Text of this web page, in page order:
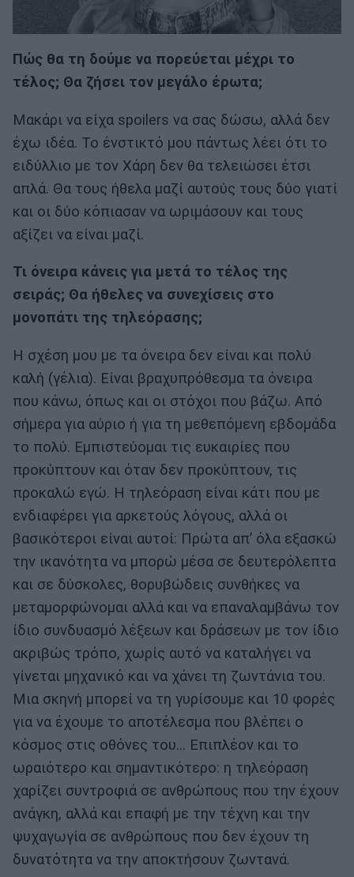
Πώς θα τη δούμε να πορεύεται μέχρι το
τέλος; Θα ζήσει τον μεγάλο έρωτα;
Μακάρι να είχα spoilers να σας δώσω, αλλά δεν
έχω ιδέα. Το ένστικτό μου πάντως λέει ότι το
ειδύλλιο με τον Χάρη δεν θα τελειώσει έτσι
απλά. Θα τους ήθελα μαζί αυτούς τους δύο γιατί
και οι δύο κόπιασαν να ωριμάσουν και τους
αξίζει να είναι μαζί.
Τι όνειρα κάνεις για μετά το τέλος της
σειράς; Θα ήθελες να συνεχίσεις στο
μονοπάτι της τηλεόρασης;
Η σχέση μου με τα όνειρα δεν είναι και πολύ
καλή (γέλια). Είναι βραχυπρόθεσμα τα όνειρα
που κάνω, όπως και οι στόχοι που βάζω. Από
σήμερα για αύριο ή για τη μεθεπόμενη εβδομάδα
το πολύ. Εμπιστεύομαι τις ευκαιρίες που
προκύπτουν και όταν δεν προκύπτουν, τις
προκαλώ εγώ. Η τηλεόραση είναι κάτι που με
ενδιαφέρει για αρκετούς λόγους, αλλά οι
βασικότεροι είναι αυτοί: Πρώτα απ’ όλα εξασκώ
την ικανότητα να μπορώ μέσα σε δευτερόλεπτα
και σε δύσκολες, θορυβώδεις συνθήκες να
μεταμορφώνομαι αλλά και να επαναλαμβάνω τον
ίδιο συνδυασμό λέξεων και δράσεων με τον ίδιο
ακριβώς τρόπο, χωρίς αυτό να καταλήγει να
γίνεται μηχανικό και να χάνει τη ζωντάνια του.
Μια σκηνή μπορεί να τη γυρίσουμε και 10 φορές
για να έχουμε το αποτέλεσμα που βλέπει ο
κόσμος στις οθόνες του… Επιπλέον και το
ωραιότερο και σημαντικότερο: η τηλεόραση
χαρίζει συντροφιά σε ανθρώπους που την έχουν
ανάγκη, αλλά και επαφή με την τέχνη και την
ψυχαγωγία σε ανθρώπους που δεν έχουν τη
δυνατότητα να την αποκτήσουν ζωντανά.